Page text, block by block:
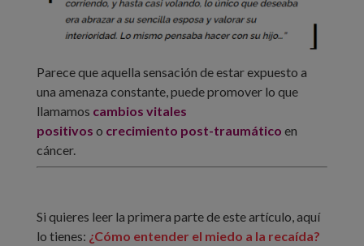
Parece que aquella sensación de estar expuesto a
una amenaza constante, puede promover lo que
llamamos cambios vitales
positivos o crecimiento post-traumático en
cáncer.
Si quieres leer la primera parte de este artículo, aquí
lo tienes: ¿Cómo entender el miedo a la recaída?